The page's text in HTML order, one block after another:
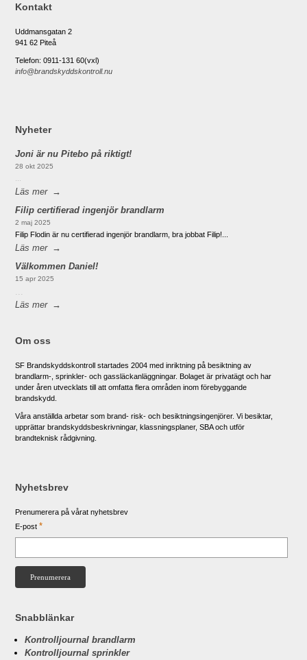
Kontakt
Uddmansgatan 2
941 62 Piteå
Telefon: 0911-131 60(vxl)
info@brandskyddskontroll.nu
Nyheter
Joni är nu Pitebo på riktigt!
28 okt 2025
Läs mer
Filip certifierad ingenjör brandlarm
2 maj 2025
Filip Flodin är nu certifierad ingenjör brandlarm, bra jobbat Filip!...
Läs mer
Välkommen Daniel!
15 apr 2025
Läs mer
Om oss
SF Brandskyddskontroll startades 2004 med inriktning på besiktning av
brandlarm-, sprinkler- och gassläckanläggningar. Bolaget är privatägt och har
under åren utvecklats till att omfatta flera områden inom förebyggande
brandskydd.
Våra anställda arbetar som brand- risk- och besiktningsingenjörer. Vi besiktar,
upprättar brandskyddsbeskrivningar, klassningsplaner, SBA och utför
brandteknisk rådgivning.
Nyhetsbrev
Prenumerera på vårat nyhetsbrev
E-post*
Snabblänkar
Kontrolljournal brandlarm
Kontrolljournal sprinkler